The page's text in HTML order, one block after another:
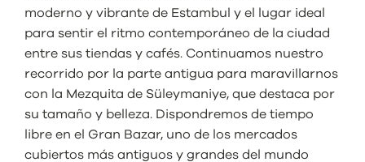
moderno y vibrante de Estambul y el lugar ideal
para sentir el ritmo contemporáneo de la ciudad
entre sus tiendas y cafés. Continuamos nuestro
recorrido por la parte antigua para maravillarnos
con la Mezquita de Süleymaniye, que destaca por
su tamaño y belleza. Dispondremos de tiempo
libre en el Gran Bazar, uno de los mercados
cubiertos más antiguos y grandes del mundo